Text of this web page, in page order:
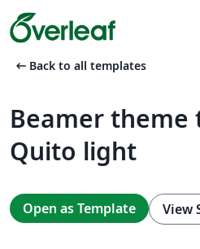
arrow_left_alt Back to all templates
Beamer theme
Quito light
Open as Template View